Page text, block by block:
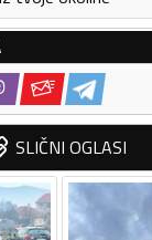
SLIČNI OGLASI